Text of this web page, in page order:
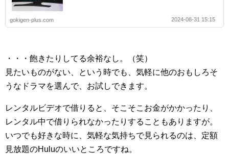
gokigen-plus.com 2024-08-31 15:15
・・・飽きたりしてる余裕なし。（笑）
見たいものがない、という時でも、気軽に他のおもしろそ
うなドラマを選んで、お試しできます。
レンタルビデオで借りると、そこそこお金がかかったり、
レンタル中で借りられなかったりすることもありますが。
いつでも好きな時に、気軽な気持ちで見られるのは、定額
見放題のHuluのいいところですね。